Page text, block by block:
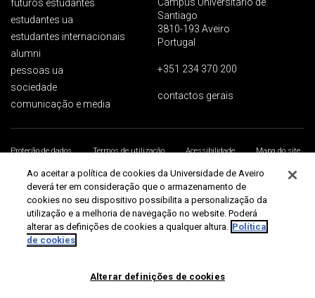
futuros estudantes
estudantes ua
estudantes internacionais
alumni
pessoas ua
sociedade
comunicação e media
Santiago
3810-193 Aveiro
Portugal
+351 234 370 200
contactos gerais
Proteção de dados Termos de utilização Acessibilidade
Mapa do site
Universidade de Aveiro 2026
Ao aceitar a política de cookies da Universidade de Aveiro
deverá ter em consideração que o armazenamento de
cookies no seu dispositivo possibilita a personalização da
utilização e a melhoria de navegação no website. Poderá
alterar as definições de cookies a qualquer altura. Política
de cookies
Alterar definições de cookies